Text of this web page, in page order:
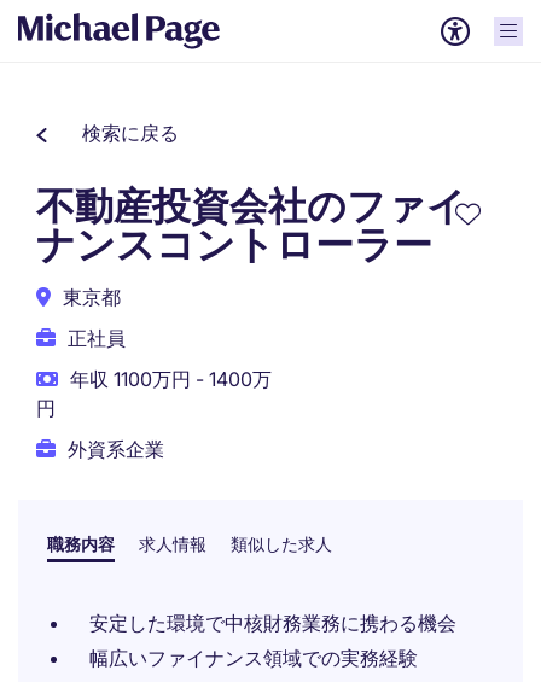
検索に戻る
不動産投資会社のファイ
ナンスコントローラー
東京都
正社員
年収 1100万円 - 1400万
円
外資系企業
職務内容 求人情報 類似した求人
安定した環境で中核財務業務に携わる機会
幅広いファイナンス領域での実務経験